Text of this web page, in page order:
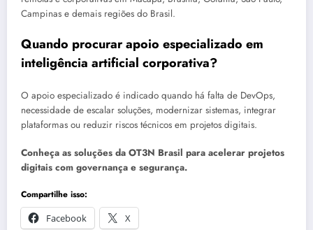
Campinas e demais regiões do Brasil.
Quando procurar apoio especializado em
inteligência artificial corporativa?
O apoio especializado é indicado quando há falta de DevOps,
necessidade de escalar soluções, modernizar sistemas, integrar
plataformas ou reduzir riscos técnicos em projetos digitais.
Conheça as soluções da OT3N Brasil para acelerar projetos
digitais com governança e segurança.
Compartilhe isso:
Facebook
X